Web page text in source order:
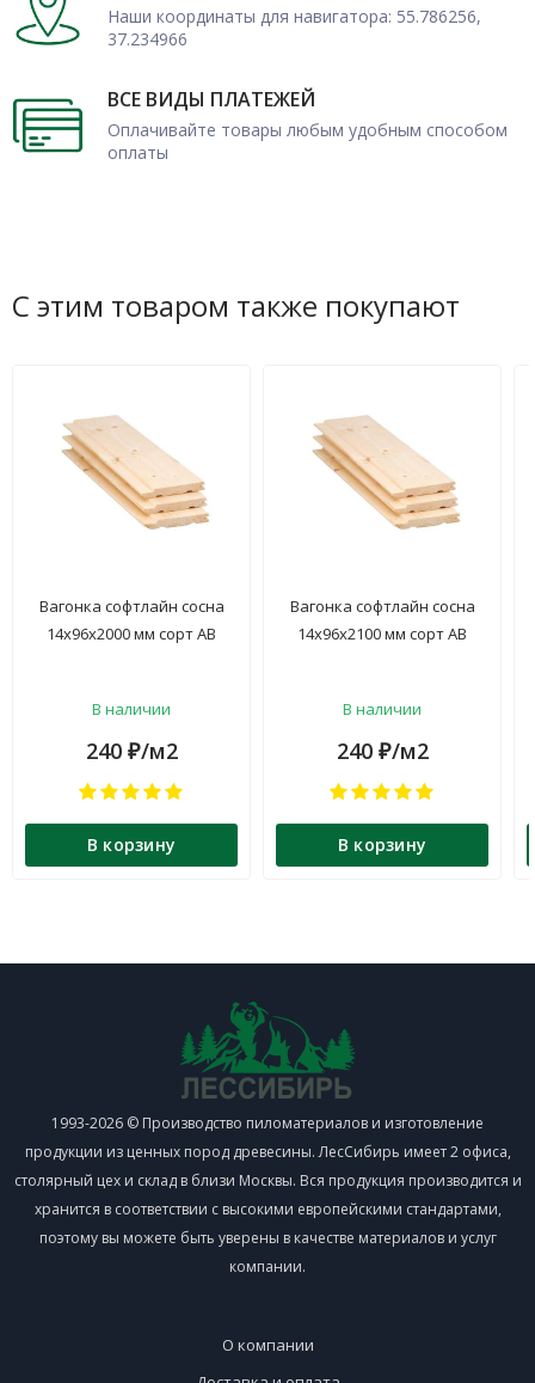
Наши координаты для навигатора: 55.786256,
37.234966
ВСЕ ВИДЫ ПЛАТЕЖЕЙ
Оплачивайте товары любым удобным способом
оплаты
С этим товаром также покупают
Вагонка софтлайн сосна
14х96х2000 мм сорт АВ
В наличии
240 ₽/м2
В корзину
Вагонка софтлайн сосна
14х96х2100 мм сорт АВ
В наличии
240 ₽/м2
В корзину
1993-2026 © Производство пиломатериалов и изготовление
продукции из ценных пород древесины. ЛесСибирь имеет 2 офиса,
столярный цех и склад в близи Москвы. Вся продукция производится и
хранится в соответствии с высокими европейскими стандартами,
поэтому вы можете быть уверены в качестве материалов и услуг
компании.
О компании